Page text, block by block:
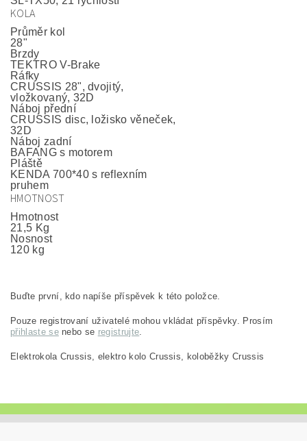
KOLA
Průměr kol
28"
Brzdy
TEKTRO V-Brake
Ráfky
CRUSSIS 28", dvojitý,
vložkovaný, 32D
Náboj přední
CRUSSIS disc, ložisko věneček,
32D
Náboj zadní
BAFANG s motorem
Pláště
KENDA 700*40 s reflexním
pruhem
HMOTNOST
Hmotnost
21,5 Kg
Nosnost
120 kg
Buďte první, kdo napíše příspěvek k této položce.
Pouze registrovaní uživatelé mohou vkládat příspěvky. Prosím
přihlaste senebo se registrujte
Elektrokola Crussis, elektro kolo Crussis, koloběžky Crussis